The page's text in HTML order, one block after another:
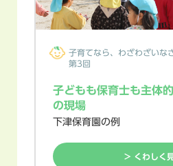
子育てなら、 わざわざいな
第3回
子どもも保育士も主体
の現場
下津保育園の例
> くわしく